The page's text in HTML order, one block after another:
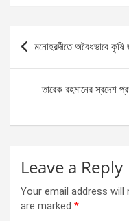
ce
o
o
k
se
n
g
er
at
A
p
p
Post
navigation
মনোহরদীতে অবৈধভাবে কৃষি
তারেক রহমানের স্বদেশ
Leave a Reply
Your email address will
are marked *